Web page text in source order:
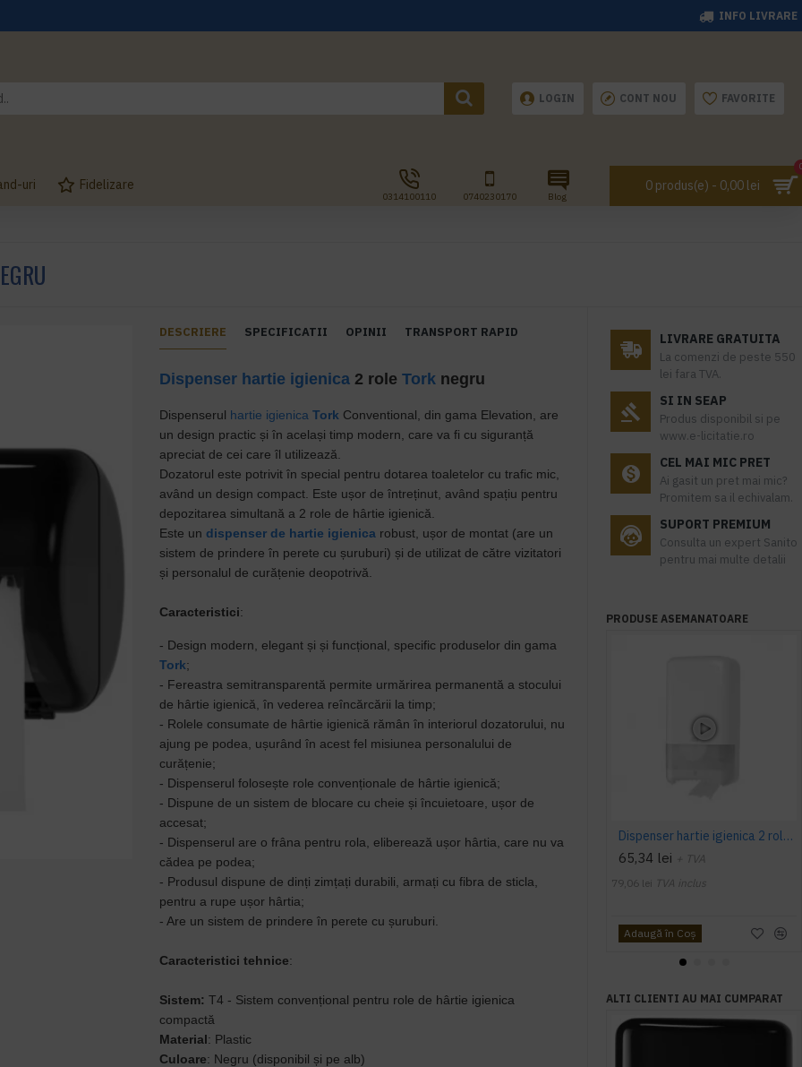
INFO LIVRARE
LOGIN CONT NOU FAVORITE
uri Fidelizare
0314100110 0740230170 Blog
0 produs(e) - 0,00 lei
DESCRIERE SPECIFICATII OPINII TRANSPORT RAPID
Dispenser hartie igienica 2 roleTork negru
Dispenserul hartie igienica Tork Conventional, din gama Elevation, are
un design practic și în același timp modern, care va fi cu siguranță
apreciat de cei care îl utilizează.
Dozatorul este potrivit în special pentru dotarea toaletelor cu trafic mic,
având un design compact. Este ușor de întreținut, având spațiu pentru
depozitarea simultană a 2 role de hârtie igienică.
Este undispenser de hartie igienica robust, ușor de montat (are un
sistem de prindere în perete cu șuruburi) și de utilizat de către vizitatori
și personalul de curățenie deopotrivă.
Caracteristici:
- Design modern, elegant și și funcțional, specific produselor din gama
Tork;
- Fereastra semitransparentă permite urmărirea permanentă a stocului
de hârtie igienică, în vederea reîncărcării la timp;
- Rolele consumate de hârtie igienică rămân în interiorul dozatorului, nu
ajung pe podea, ușurând în acest fel misiunea personalului de
curățenie;
- Dispenserul folosește role convenționale de hârtie igienică;
- Dispune de un sistem de blocare cu cheie și încuietoare, ușor de
accesat;
- Dispenserul are o frâna pentru rola, eliberează ușor hârtia, care nu va
cădea pe podea;
- Produsul dispune de dinți zimțați durabili, armați cu fibra de sticla,
pentru a rupe ușor hârtia;
- Are un sistem de prindere în perete cu șuruburi.
Caracteristici tehnice:
Sistem:T4 - Sistem convențional pentru role de hârtie igienica
compactă
Material: Plastic
Culoare: Negru (disponibil și pe alb)
LIVRARE GRATUITA
La comenzi de peste 550
lei fara TVA.
SI IN SEAP
Produs disponibil si pe
www.e-licitatie.ro
CEL MAI MIC PRET
Ai gasit un pret mai mic?
Promitem sa il echivalam.
SUPORT PREMIUM
Consulta un expert Sanito
pentru mai multe detalii
PRODUSE ASEMANATOARE
Dispenser hartie igienica 2 role, alb, Tork T6
65,34 lei + TVA
79,06 lei TVA inclus
Adaugă în Coş
ALTI CLIENTI AU MAI CUMPARAT